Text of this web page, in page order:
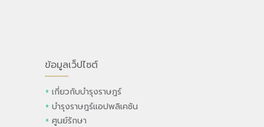
ข้อมูลเว็ปไซต์
เกี่ยวกับบำรุงราษฎร์
บำรุงราษฎร์แอปพลิเคชัน
ศูนย์รักษา